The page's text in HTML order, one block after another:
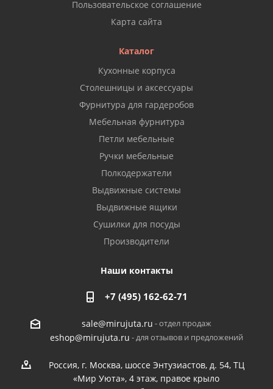
Пользовательское соглашение
Карта сайта
Каталог
Кухонные корпуса
Столешницы и аксессуары
Фурнитура для гардеробов
Мебельная фурнитура
Петли мебельные
Ручки мебельные
Полкодержатели
Выдвижные системы
Выдвижные ящики
Сушилки для посуды
Производители
Наши контакты
+7 (495) 162-62-71
sale@mirujuta.ru - отдел продаж
eshop@mirujuta.ru - для отзывов и предложений
Россия, г. Москва, шоссе Энтузиастов, д. 54, ТЦ
«Мир Уюта», 4 этаж, правое крыло